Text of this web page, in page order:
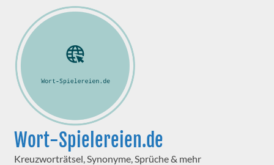
Wort-Spielereien.de
Kreuzworträtsel, Synonyme, Sprüche & mehr